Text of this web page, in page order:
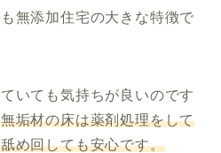
無添加住宅の大きな特徴で
いても気持ちが良いのです
無垢材の床は薬剤処理をして
め回しても安心です。